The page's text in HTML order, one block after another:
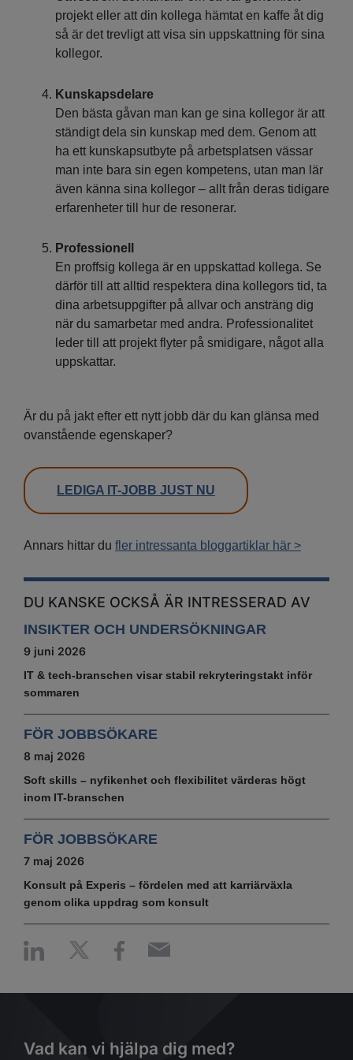
projekt eller att din kollega hämtat en kaffe åt dig
så är det trevligt att visa sin uppskattning för sina
kollegor.
Kunskapsdelare
Den bästa gåvan man kan ge sina kollegor är att
ständigt dela sin kunskap med dem. Genom att
ha ett kunskapsutbyte på arbetsplatsen vässar
man inte bara sin egen kompetens, utan man lär
även känna sina kollegor – allt från deras tidigare
erfarenheter till hur de resonerar.
Professionell
En proffsig kollega är en uppskattad kollega. Se
därför till att alltid respektera dina kollegors tid, ta
dina arbetsuppgifter på allvar och ansträng dig
när du samarbetar med andra. Professionalitet
leder till att projekt flyter på smidigare, något alla
uppskattar.
Är du på jakt efter ett nytt jobb där du kan glänsa med
ovanstående egenskaper?
LEDIGA IT-JOBB JUST NU
Annars hittar du fler intressanta bloggartiklar här >
DU KANSKE OCKSÅ ÄR INTRESSERAD AV
INSIKTER OCH UNDERSÖKNINGAR
9 juni 2026
IT & tech‑branschen visar stabil rekryteringstakt inför
sommaren
FÖR JOBBSÖKARE
8 maj 2026
Soft skills – nyfikenhet och flexibilitet värderas högt
inom IT-branschen
FÖR JOBBSÖKARE
7 maj 2026
Konsult på Experis – fördelen med att karriärväxla
genom olika uppdrag som konsult
Vad kan vi hjälpa dig med?